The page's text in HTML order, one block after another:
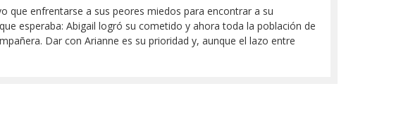
que enfrentarse a sus peores miedos para encontrar a su
esperaba: Abigail logró su cometido y ahora toda la población de
Dar con Arianne es su prioridad y, aunque el lazo entre